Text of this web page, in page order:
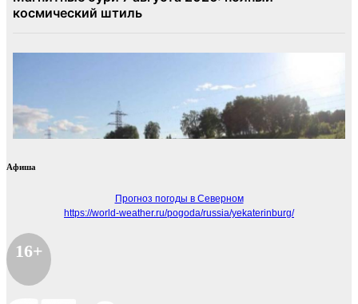
Афиша
Прогноз погоды в Северном
https://world-weather.ru/pogoda/russia/yekaterinburg/
16+